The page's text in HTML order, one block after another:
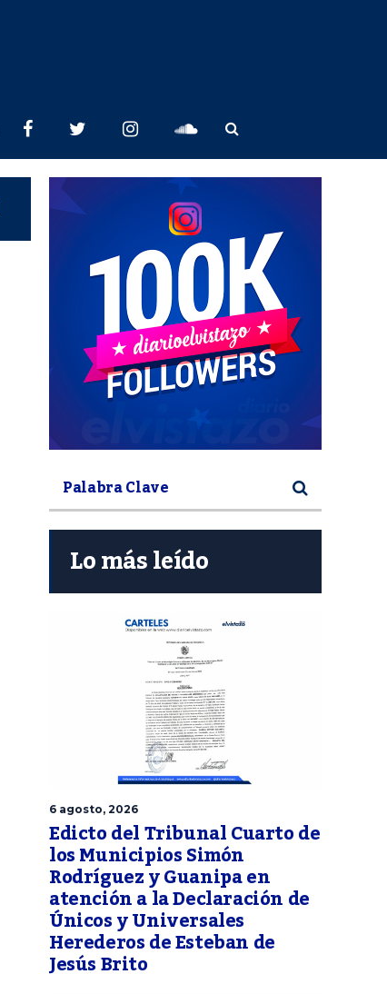
Lo más leído
6 agosto, 2026
Edicto del Tribunal Cuarto de
los Municipios Simón
Rodríguez y Guanipa en
atención a la Declaración de
Únicos y Universales
Herederos de Esteban de
Jesús Brito